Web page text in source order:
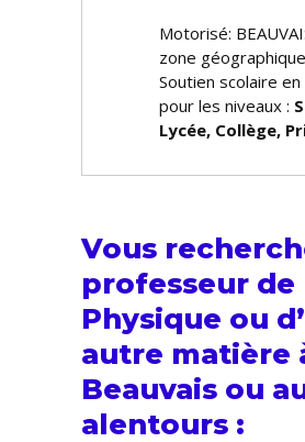
Motorisé:
zone géographique
Soutien scolaire
pour les niveaux :
Lycée, Collège,
Vous
professeur de
Physique ou
autre matière
Beauvais ou
alentours :